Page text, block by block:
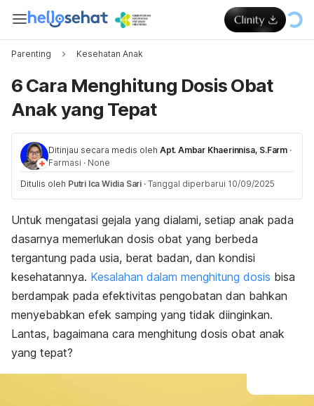
Parenting Kesehatan Anak
6 Cara Menghitung Dosis Obat
Anak yang Tepat
Ditinjau secara medis oleh Apt. Ambar Khaerinnisa, S.Farm ·
Farmasi · None
Ditulis oleh Putri Ica Widia Sari · Tanggal diperbarui 10/09/2025
Untuk mengatasi gejala yang dialami, setiap anak pada
dasarnya memerlukan dosis obat yang berbeda
tergantung pada usia, berat badan, dan kondisi
kesehatannya. Kesalahan dalam menghitung dosis bisa
berdampak pada efektivitas pengobatan dan bahkan
menyebabkan efek samping yang tidak diinginkan.
Lantas, bagaimana cara menghitung dosis obat anak
yang tepat?